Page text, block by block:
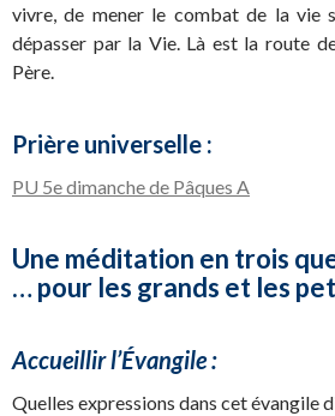
vivre, de mener le combat de la vie
dépasser par la Vie. Là est la route
Père.
Prière universelle :
PU 5e dimanche de Pâques A
Une méditation en trois
… pour les grands et les
Accueillir l’Évangile :
Quelles expressions dans cet évangile